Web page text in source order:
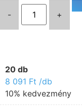
- +
20 db
8 091 Ft /db
10% kedvezmény